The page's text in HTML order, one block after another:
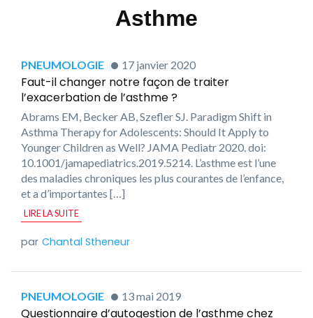
Asthme
PNEUMOLOGIE 17 janvier 2020
Faut-il changer notre façon de traiter
l’exacerbation de l’asthme ?
Abrams EM, Becker AB, Szefler SJ. Paradigm Shift in
Asthma Therapy for Adolescents: Should It Apply to
Younger Children as Well? JAMA Pediatr 2020. doi:
10.1001/jamapediatrics.2019.5214. L’asthme est l’une
des maladies chroniques les plus courantes de l’enfance,
et a d’importantes […]
LIRE LA SUITE
Chantal Stheneur
PNEUMOLOGIE 13 mai 2019
Questionnaire d’autogestion de l’asthme chez